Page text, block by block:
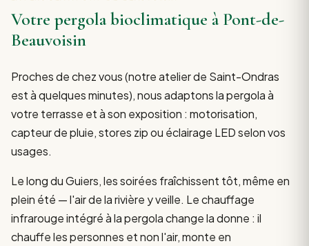
Votre pergola bioclimatique à Pont-de-
Beauvoisin
Proches de chez vous (notre atelier de Saint-Ondras
est à quelques minutes), nous adaptons la pergola à
votre terrasse et à son exposition : motorisation,
capteur de pluie, stores zip ou éclairage LED selon vos
usages.
Le long du Guiers, les soirées fraîchissent tôt, même en
plein été — l'air de la rivière y veille. Le chauffage
infrarouge intégré à la pergola change la donne : il
chauffe les personnes et non l'air, monte en